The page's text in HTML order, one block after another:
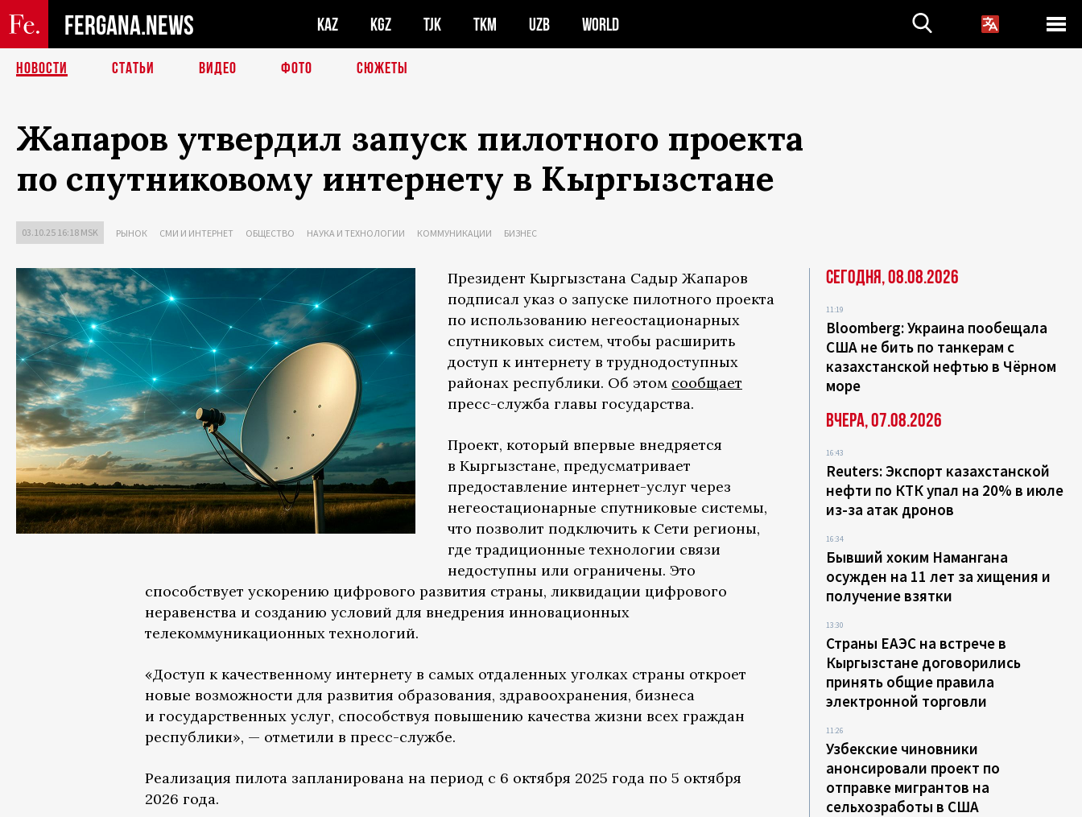
FERGANA.NEWS KAZ KGZ TJK TKM UZB WORLD
НОВОСТИ СТАТЬИ ВИДЕО ФОТО СЮЖЕТЫ
Жапаров утвердил запуск пилотного проекта
по спутниковому интернету в Кыргызстане
03.10.25 16:18 MSK РЫНОК СМИ И ИНТЕРНЕТ ОБЩЕСТВО НАУКА И ТЕХНОЛОГИИ КОММУНИКАЦИИ БИЗНЕС
Президент Кыргызстана Садыр Жапаров
подписал указ о запуске пилотного проекта
по использованию негеостационарных
спутниковых систем, чтобы расширить
доступ к интернету в труднодоступных
районах республики. Об этом сообщает
пресс-служба главы государства.
Проект, который впервые внедряется
в Кыргызстане, предусматривает
предоставление интернет-услуг через
негеостационарные спутниковые системы,
что позволит подключить к Сети регионы,
где традиционные технологии связи
недоступны или ограничены. Это
способствует ускорению цифрового развития страны, ликвидации цифрового
неравенства и созданию условий для внедрения инновационных
телекоммуникационных технологий.
«Доступ к качественному интернету в самых отдаленных уголках страны откроет
новые возможности для развития образования, здравоохранения, бизнеса
и государственных услуг, способствуя повышению качества жизни всех граждан
республики», — отметили в пресс-службе.
Реализация пилота запланирована на период с 6 октября 2025 года по 5 октября
2026 года.
Сегодня, 08.08.2026
11:19
Bloomberg: Украина пообещала
США не бить по танкерам с
казахстанской нефтью в Чёрном
море
Вчера, 07.08.2026
16:43
Reuters: Экспорт казахстанской
нефти по КТК упал на 20% в июле
из-за атак дронов
16:34
Бывший хоким Намангана
осужден на 11 лет за хищения и
получение взятки
13:30
Страны ЕАЭС на встрече в
Кыргызстане договорились
принять общие правила
электронной торговли
11:26
Узбекские чиновники
анонсировали проект по
отправке мигрантов на
сельхозработы в США